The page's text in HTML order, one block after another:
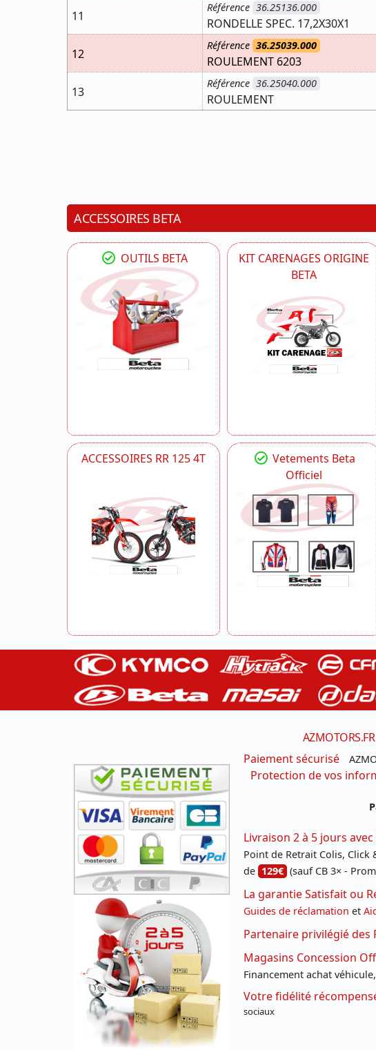
11
Référence 36.25136.000
RONDELLE SPEC. 17,2X30X1
12
Référence 36.25039.000
ROULEMENT 6203
13
Référence 36.25040.000
ROULEMENT
ACCESSOIRES BETA
OUTILS BETA
KIT CARENAGES ORIGINE
BETA
ACCESSOIRES RR 125 4T
Vetements Beta
Officiel
Paiement sécurisé
Protection de vos
Livraison 2 à 5 jours avec
Point de Retrait Colis, Click
de 129€ (sauf CB 3× -
La garantie Satisfait ou
Guides de réclamation et
Partenaire privilégié
Magasins Concession
Financement achat
Votre fidélité
sociaux